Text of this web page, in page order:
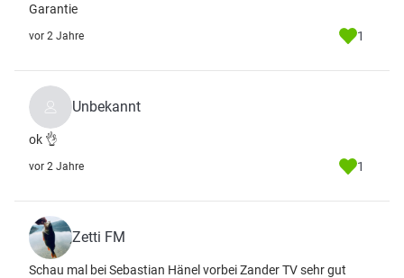
Garantie
vor 2 Jahre 1
Unbekannt
ok 👌
vor 2 Jahre 1
Zetti FM
Schau mal bei Sebastian Hänel vorbei Zander TV sehr gut